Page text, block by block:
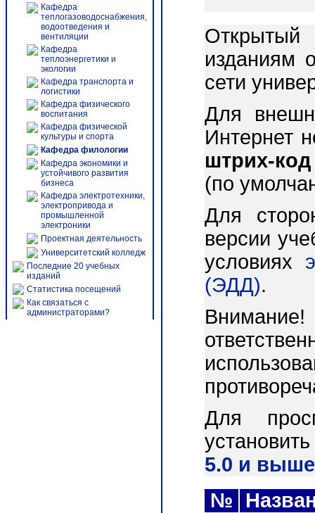
Кафедра
теплогазоводоснабжения,
водоотведения и
вентиляции
Кафедра
теплоэнергетики и
экологии
Кафедра транспорта и
логистики
Кафедра физического
воспитания
Кафедра физической
культуры и спорта
Кафедра филологии
Кафедра экономики и
устойчивого развития
бизнеса
Кафедра электротехники,
электропривода и
промышленной
электроники
Проектная деятельность
Университетский колледж
Последние 20 учебных
изданий
Статистика посещений
Как связаться с
администраторами?
Открытый
изданиям
сети
Для
Интернет
штрих-код
(по
Для
версии
условиях
(ЭДД).
Для
5.0 и
№